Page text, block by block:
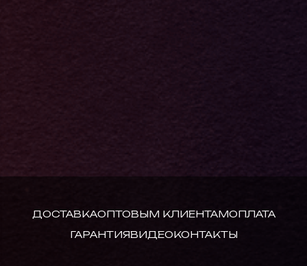
ДОСТАВКАОПТОВЫМ КЛИЕНТАМОПЛАТА
ГАРАНТИЯВИДЕОКОНТАКТЫ